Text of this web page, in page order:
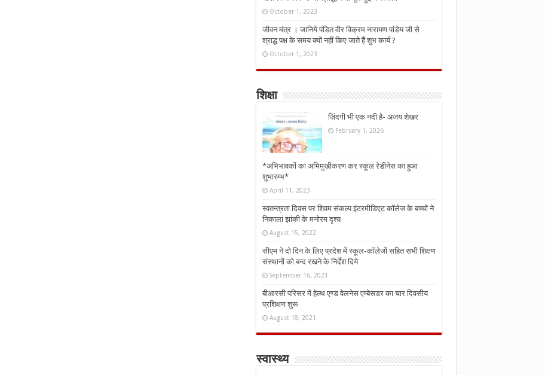
October 1, 2023
जीवन मंत्र । जानिये पंडित वीर विक्रम नारायण पांडेय जी से
श्राद्ध पक्ष के समय क्यों नहीं किए जाते हैं शुभ कार्य ?
October 1, 2023
शिक्षा
ज़िंदगी भी एक नदी है- अजय शेखर
February 1, 2026
*अभिभावकों का अभिमुखीकरण कर स्कूल रेडीनेस का हुआ
शुभारम्भ*
April 11, 2023
स्वतन्त्रता दिवस पर शिवम संकल्प इंटरमीडिएट कॉलेज के बच्चों ने
निकाला झांकी के मनोरम दृश्य
August 15, 2022
सीएम ने दो दिन के लिए प्रदेश में स्कूल-कॉलेजों सहित सभी शिक्षण
संस्थानों को बन्द रखने के निर्देश दिये
September 16, 2021
बीआरसी परिसर में हेल्थ एण्ड वेलनेस एम्बेसडर का चार दिवसीय
प्रशिक्षण शुरू
August 18, 2021
स्वास्थ्य